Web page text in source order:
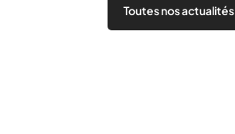
Toutes nos actualités